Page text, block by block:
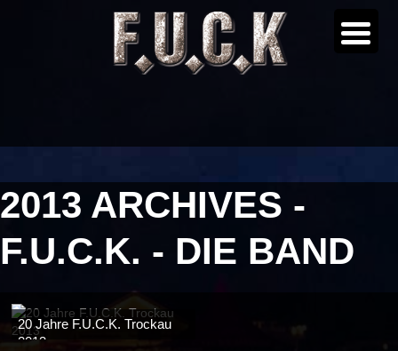
2013 ARCHIVES -
F.U.C.K. - DIE BAND
20 Jahre F.U.C.K. Trockau
2013